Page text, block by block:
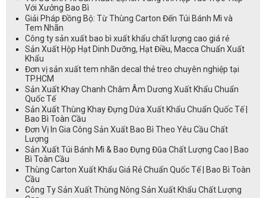
Với Xưởng Bao Bì
Giải Pháp Đồng Bộ: Từ Thùng Carton Đến Túi Bánh Mì và
Tem Nhãn
Công ty sản xuất bao bì xuất khẩu chất lượng cao giá rẻ
Sản Xuất Hộp Hạt Dinh Dưỡng, Hạt Điều, Macca Chuẩn Xuất
Khẩu
Đơn vị sản xuất tem nhãn decal thẻ treo chuyên nghiệp tại
TP.HCM
Sản Xuất Khay Chanh Châm Âm Dương Xuất Khẩu Chuẩn
Quốc Tế
Sản Xuất Thùng Khay Đựng Dứa Xuất Khẩu Chuẩn Quốc Tế |
Bao Bì Toàn Cầu
Đơn Vị In Gia Công Sản Xuất Bao Bì Theo Yêu Cầu Chất
Lượng
Sản Xuất Túi Bánh Mì & Bao Đựng Đũa Chất Lượng Cao | Bao
Bì Toàn Cầu
Thùng Carton Xuất Khẩu Giá Rẻ Chuẩn Quốc Tế | Bao Bì Toàn
Cầu
Công Ty Sản Xuất Thùng Nông Sản Xuất Khẩu Chất Lượng